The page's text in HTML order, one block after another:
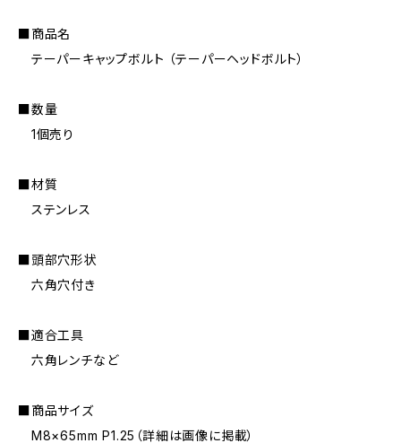
■商品名
テーパーキャップボルト （テーパーヘッドボルト）
■数量
1個売り
■材質
ステンレス
■頭部穴形状
六角穴付き
■適合工具
六角レンチなど
■商品サイズ
M8×65mm P1.25（詳細は画像に掲載）